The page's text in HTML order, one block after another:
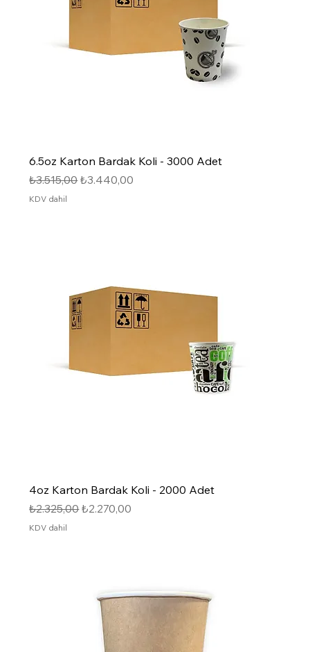
6.5oz Karton Bardak Koli - 3000 Adet
Normal Fiyat
₺3.515,00İndirimli Fiyat
₺3.440,00
KDV dahil
4oz Karton Bardak Koli - 2000 Adet
Normal Fiyat
₺2.325,00İndirimli Fiyat
₺2.270,00
KDV dahil